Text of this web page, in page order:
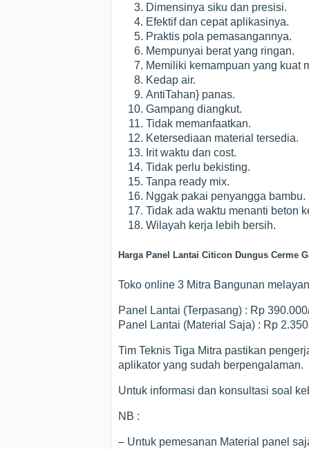
Dimensinya siku dan presisi.
Efektif dan cepat aplikasinya.
Praktis pola pemasangannya.
Mempunyai berat yang ringan.
Memiliki kemampuan yang kuat
Kedap air.
AntiTahan} panas.
Gampang diangkut.
Tidak memanfaatkan.
Ketersediaan material tersedia.
Irit waktu dan cost.
Tidak perlu bekisting.
Tanpa ready mix.
Nggak pakai penyangga bambu.
Tidak ada waktu menanti beton
Wilayah kerja lebih bersih.
Harga Panel Lantai Citicon Dungus Cerme
Toko online 3 Mitra Bangunan
Panel Lantai (Terpasang) : Rp
Panel Lantai (Material Saja) : Rp
Tim Teknis Tiga Mitra pastikan
aplikator yang sudah berpengalaman.
Untuk informasi dan konsultasi soal
NB :
– Untuk pemesanan Material panel